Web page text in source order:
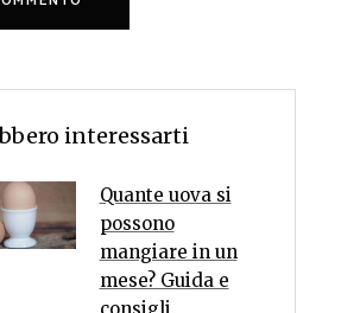
interessarti
Quante uova si
possono
mangiare in un
mese? Guida e